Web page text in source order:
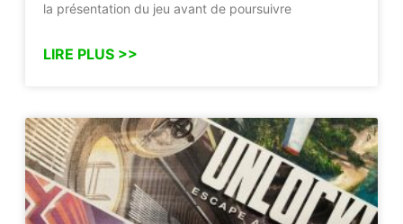
la présentation du jeu avant de poursuivre
LIRE PLUS >>